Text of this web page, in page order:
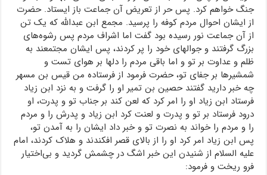
جنگ خواهم کرد. پس حر از تعریض آن جماعت باز ایستاد. حضرت
از ایشان احوال مردم کوفه را پرسید. مجمع ابن عبدالله که یک تن
از آن جماعت نور رسیده بود گفت اما اشراف مردم پس رشوه‌های
بزرگ گرفتند و جوالهای خود را پر کردند، پس ایشان مجتمعند به
ظلم و عداوت بر تو و اما باقی مردم را دلها بر هوای تست و
شمشیرها بر جفای تو، حضرت فرمود از فرستاده من قیس بن مسهر
چه خبر دارید گفتند حصین بن تمیر او را گرفت و به نزد ابن زیاد
فرستاد ابن زیاد او را امر کرد که لعن کند بر جناب تو و پدرت، او
درود فرستاد بر تو و پدرت و لعنت کرد ابن زیاد و پدرش را و مردم
را و مردم را خواند به نصرت تو و خبر داد ایشان را به آمدن تو،
پس ابن زیاد امر کرد او را از بالای قصر افکندند و هلاک کردند، امام
علیه السلام از شنیدن این خبر اشگ در چشمش گردید و بی‌اختیار
فرو ریخت و فرمود: